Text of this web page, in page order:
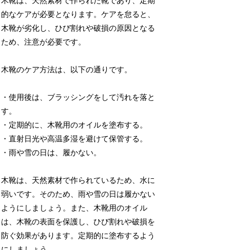
的なケアが必要となります。ケアを怠ると、
木靴が劣化し、ひび割れや破損の原因となる
ため、注意が必要です。
木靴のケア方法は、以下の通りです。
・使用後は、ブラッシングをして汚れを落と
す。
・定期的に、木靴用のオイルを塗布する。
・直射日光や高温多湿を避けて保管する。
・雨や雪の日は、履かない。
木靴は、天然素材で作られているため、水に
弱いです。そのため、雨や雪の日は履かない
ようにしましょう。また、木靴用のオイル
は、木靴の表面を保護し、ひび割れや破損を
防ぐ効果があります。定期的に塗布するよう